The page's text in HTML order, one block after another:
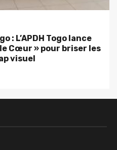
: L’APDH Togo lance
Cœur » pour briser les
visuel